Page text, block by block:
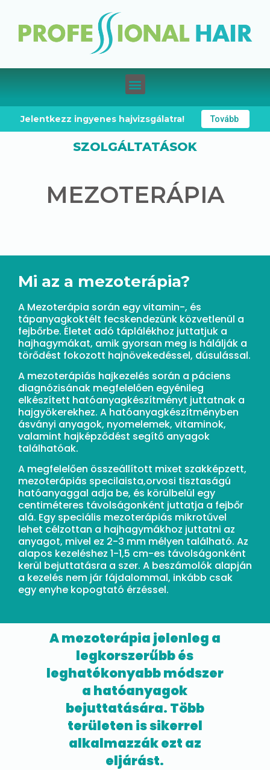
Jelentkezz ingyenes hajvizsgálatra! Tovább
SZOLGÁLTATÁSOK
MEZOTERÁPIA
Mi az a mezoterápia?
A Mezoterápia során egy vitamin-, és
tápanyagkoktélt fecskendezünk közvetlenül a
fejbőrbe. Életet adó táplálékhoz juttatjuk a
hajhagymákat, amik gyorsan meg is hálálják a
törődést fokozott hajnövekedéssel, dúsulással.
A mezoterápiás hajkezelés során a páciens
diagnózisának megfelelően egyénileg
elkészített hatóanyagkészítményt juttatnak a
hajgyökerekhez. A hatóanyagkészítményben
ásványi anyagok, nyomelemek, vitaminok,
valamint hajképződést segítő anyagok
találhatóak.
A megfelelően összeállított mixet szakképzett,
mezoterápiás specilaista,orvosi tisztaságú
hatóanyaggal adja be, és körülbelül egy
centiméteres távolságonként juttatja a fejbőr
alá. Egy speciális mezoterápiás mikrotűvel
lehet célzottan a hajhagymákhoz juttatni az
anyagot, mivel ez 2-3 mm mélyen található. Az
alapos kezeléshez 1-1,5 cm-es távolságonként
kerül bejuttatásra a szer. A beszámolók alapján
a kezelés nem jár fájdalommal, inkább csak
egy enyhe kopogtató érzéssel.
A mezoterápia jelenleg a
legkorszerűbb és
leghatékonyabb módszer
a hatóanyagok
bejuttatására. Több
területen is sikerrel
alkalmazzák ezt az
eljárást.